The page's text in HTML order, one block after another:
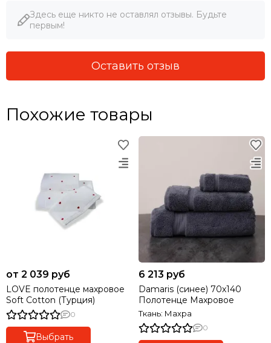
Здесь еще никто не оставлял отзывы. Будьте
первым!
Оставить отзыв
Похожие товары
от 2 039 руб
LOVE полотенце махровое
Soft Cotton (Турция)
0
Выбрать
6 213 руб
Damaris (синее) 70х140
Полотенце Махровое
Ткань: Махра
0